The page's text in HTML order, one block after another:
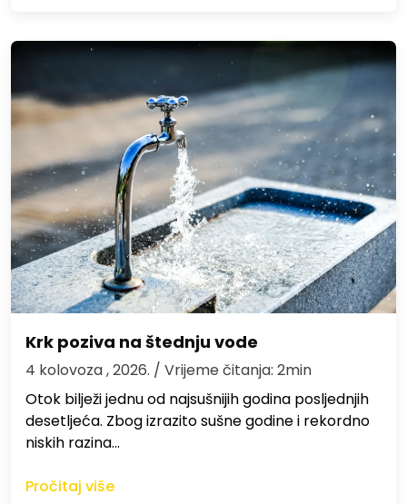
Krk poziva na štednju vode
4 kolovoza , 2026. / Vrijeme čitanja: 2min
Otok bilježi jednu od najsušnijih godina posljednjih
desetljeća. Zbog izrazito sušne godine i rekordno
niskih razina…
Pročitaj više